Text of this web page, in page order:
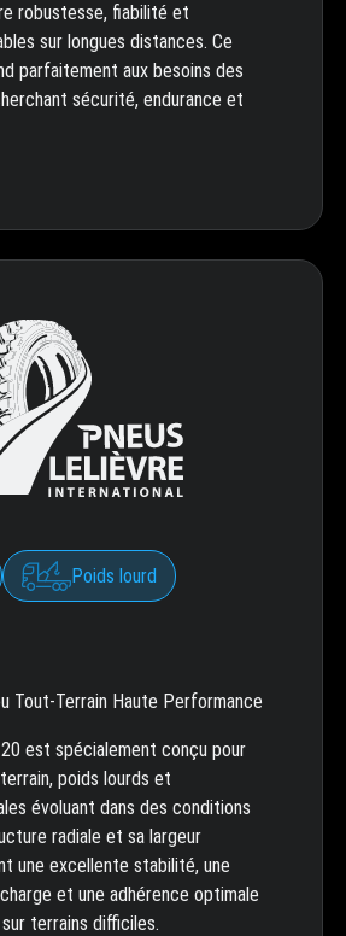
robustesse, fiabilité et
sur longues distances. Ce
parfaitement aux besoins des
sécurité, endurance et
Poids lourd
Tout-Terrain Haute Performance
est spécialement conçu pour
poids lourds et
évoluant dans des conditions
radiale et sa largeur
une excellente stabilité, une
et une adhérence optimale
terrains difficiles.